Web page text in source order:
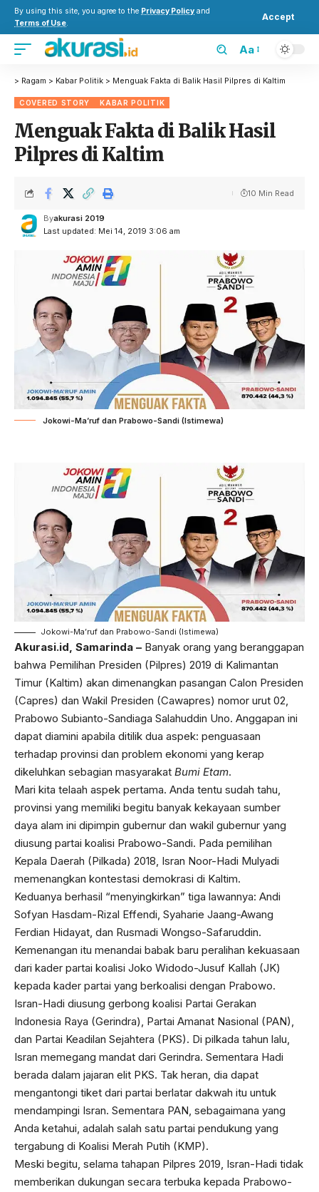
By using this site, you agree to the Privacy Policy and
Terms of Use.
Accept
Aa
> Ragam > Kabar Politik > Menguak Fakta di Balik Hasil Pilpres di Kaltim
COVERED STORY KABAR POLITIK
Menguak Fakta di Balik Hasil
Pilpres di Kaltim
Last updated: Mei 14, 2019 3:06 am
Byakurasi 2019
10 Min Read
Jokowi-Ma’ruf dan Prabowo-Sandi (Istimewa)
Jokowi-Ma’ruf dan Prabowo-Sandi (Istimewa)
Akurasi.id, Samarinda – Banyak orang yang beranggapan
bahwa Pemilihan Presiden (Pilpres) 2019 di Kalimantan
Timur (Kaltim) akan dimenangkan pasangan Calon Presiden
(Capres) dan Wakil Presiden (Cawapres) nomor urut 02,
Prabowo Subianto-Sandiaga Salahuddin Uno. Anggapan ini
dapat diamini apabila ditilik dua aspek: penguasaan
terhadap provinsi dan problem ekonomi yang kerap
dikeluhkan sebagian masyarakat Bumi Etam.
Mari kita telaah aspek pertama. Anda tentu sudah tahu,
provinsi yang memiliki begitu banyak kekayaan sumber
daya alam ini dipimpin gubernur dan wakil gubernur yang
diusung partai koalisi Prabowo-Sandi. Pada pemilihan
Kepala Daerah (Pilkada) 2018, Isran Noor-Hadi Mulyadi
memenangkan kontestasi demokrasi di Kaltim.
Keduanya berhasil “menyingkirkan” tiga lawannya: Andi
Sofyan Hasdam-Rizal Effendi, Syaharie Jaang-Awang
Ferdian Hidayat, dan Rusmadi Wongso-Safaruddin.
Kemenangan itu menandai babak baru peralihan kekuasaan
dari kader partai koalisi Joko Widodo-Jusuf Kallah (JK)
kepada kader partai yang berkoalisi dengan Prabowo.
Isran-Hadi diusung gerbong koalisi Partai Gerakan
Indonesia Raya (Gerindra), Partai Amanat Nasional (PAN),
dan Partai Keadilan Sejahtera (PKS). Di pilkada tahun lalu,
Isran memegang mandat dari Gerindra. Sementara Hadi
berada dalam jajaran elit PKS. Tak heran, dia dapat
mengantongi tiket dari partai berlatar dakwah itu untuk
mendampingi Isran. Sementara PAN, sebagaimana yang
Anda ketahui, adalah salah satu partai pendukung yang
tergabung di Koalisi Merah Putih (KMP).
Meski begitu, selama tahapan Pilpres 2019, Isran-Hadi tidak
memberikan dukungan secara terbuka kepada Prabowo-